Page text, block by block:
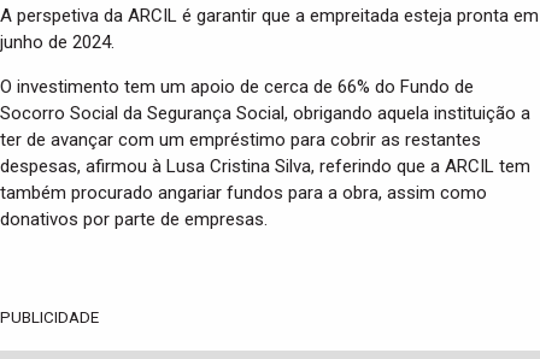
A perspetiva da ARCIL é garantir que a empreitada esteja pronta em
junho de 2024.
O investimento tem um apoio de cerca de 66% do Fundo de
Socorro Social da Segurança Social, obrigando aquela instituição a
ter de avançar com um empréstimo para cobrir as restantes
despesas, afirmou à Lusa Cristina Silva, referindo que a ARCIL tem
também procurado angariar fundos para a obra, assim como
donativos por parte de empresas.
PUBLICIDADE